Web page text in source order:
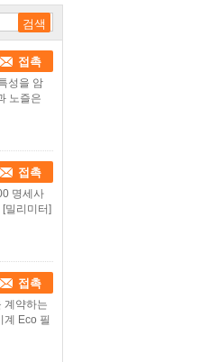
접촉
성을 암
노즐은
접촉
명세사
밀리미터]
접촉
계약하는
계 Eco 필